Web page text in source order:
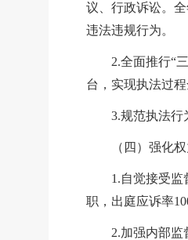
议、行政诉讼。
违法违规行为。
2.全面推行“
台，实现执法过
3.规范执法行
（四）强化权
1.自觉接受监
职，出庭应诉率
2.加强内部监